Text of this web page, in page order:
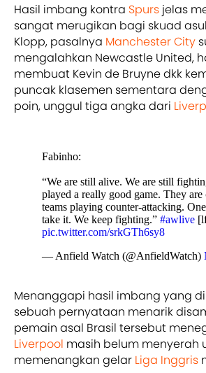
Hasil imbang kontra Spurs jelas
sangat merugikan bagi skuad
Klopp, pasalnya Manchester City
mengalahkan Newcastle United,
membuat Kevin de Bruyne dkk
puncak klasemen sementara
poin, unggul tiga angka dari
Fabinho:
“We are still alive. We are still
played a really good game. They are
teams playing counter-attacking.
take it. We keep fighting.” #awlive
pic.twitter.com/srkGTh6sy8
— Anfield Watch (@AnfieldWatch)
Menanggapi hasil imbang yang
sebuah pernyataan menarik
pemain asal Brasil tersebut
Liverpool masih belum menyerah
memenangkan gelar Liga Inggris